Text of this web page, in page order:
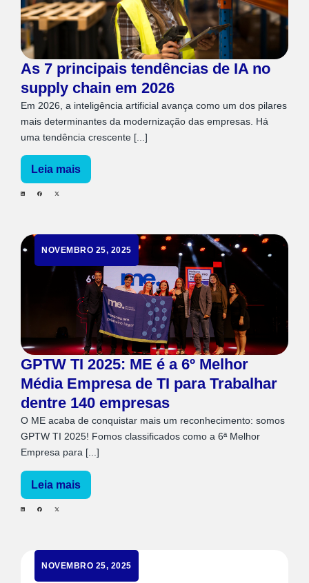
As 7 principais tendências de IA no
supply chain em 2026
Em 2026, a inteligência artificial avança como um dos pilares
mais determinantes da modernização das empresas. Há
uma tendência crescente [...]
Leia mais
NOVEMBRO 25, 2025
GPTW TI 2025: ME é a 6º Melhor
Média Empresa de TI para Trabalhar
dentre 140 empresas
O ME acaba de conquistar mais um reconhecimento: somos
GPTW TI 2025! Fomos classificados como a 6ª Melhor
Empresa para [...]
Leia mais
NOVEMBRO 25, 2025